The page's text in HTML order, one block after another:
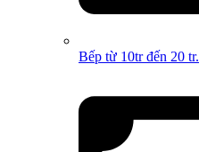
Bếp từ 10tr đến 20 tr.